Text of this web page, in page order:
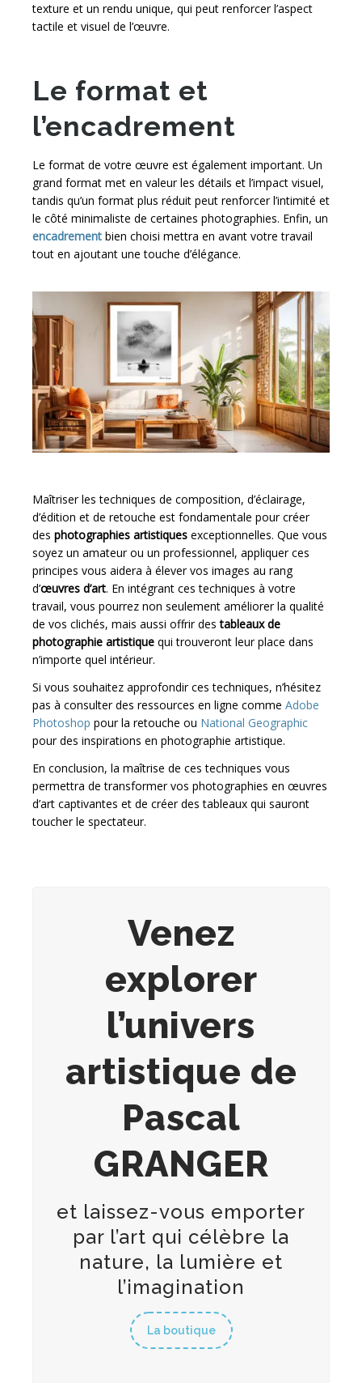
texture et un rendu unique, qui peut renforcer l’aspect
tactile et visuel de l’œuvre.
Le format et
l’encadrement
Le format de votre œuvre est également important. Un
grand format met en valeur les détails et l’impact visuel,
tandis qu’un format plus réduit peut renforcer l’intimité et
le côté minimaliste de certaines photographies. Enfin, un
encadrement bien choisi mettra en avant votre travail
tout en ajoutant une touche d’élégance.
Maîtriser les techniques de composition, d’éclairage,
d’édition et de retouche est fondamentale pour créer
des photographies artistiques exceptionnelles. Que vous
soyez un amateur ou un professionnel, appliquer ces
principes vous aidera à élever vos images au rang
d’œuvres d’art. En intégrant ces techniques à votre
travail, vous pourrez non seulement améliorer la qualité
de vos clichés, mais aussi offrir destableaux de
photographie artistique qui trouveront leur place dans
n’importe quel intérieur.
Si vous souhaitez approfondir ces techniques, n’hésitez
pas à consulter des ressources en ligne comme Adobe
Photoshop pour la retouche ou National Geographic
pour des inspirations en photographie artistique.
En conclusion, la maîtrise de ces techniques vous
permettra de transformer vos photographies en œuvres
d’art captivantes et de créer des tableaux qui sauront
toucher le spectateur.
Venez
explorer
l’univers
artistique de
Pascal
GRANGER
et laissez-vous emporter
par l’art qui célèbre la
nature, la lumière et
l’imagination
La boutique